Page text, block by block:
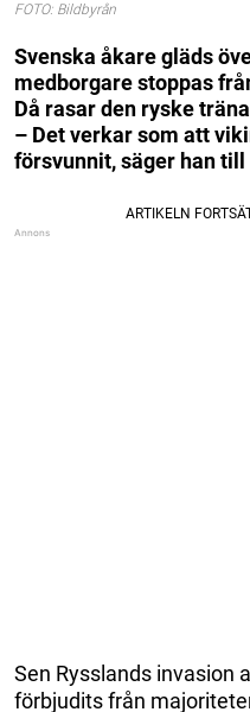
FOTO: Bildbyrån
Svenska åkare gläds
medborgare stoppas
Då rasar den ryske
– Det verkar som att
försvunnit, säger han till
Sen Rysslands invasion
förbjudits från